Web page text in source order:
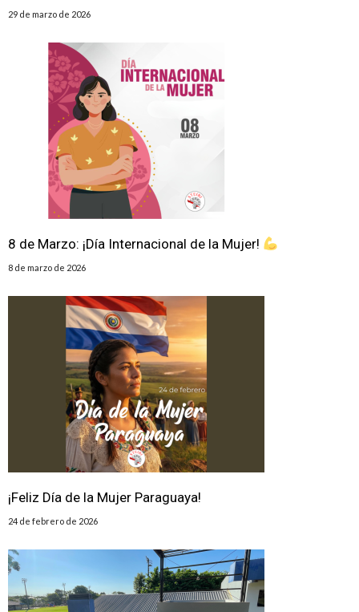
29 de marzo de 2026
8 de Marzo: ¡Día Internacional de la Mujer!
8 de marzo de 2026
¡Feliz Día de la Mujer Paraguaya!
24 de febrero de 2026